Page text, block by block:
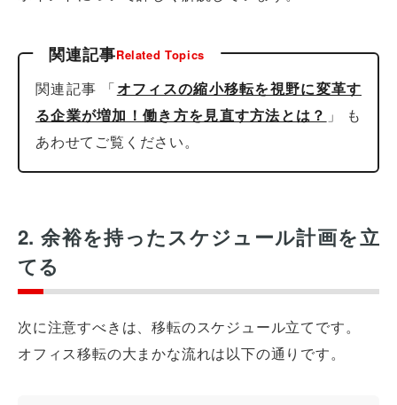
関連記事Related Topics
関連記事 「オフィスの縮小移転を視野に変革す
る企業が増加！働き方を見直す方法とは？ 」 も
あわせてご覧ください。
2. 余裕を持ったスケジュール計画を立
てる
次に注意すべきは、移転のスケジュール立てです。
オフィス移転の大まかな流れは以下の通りです。